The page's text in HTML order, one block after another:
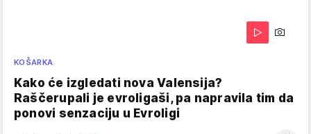
KOŠARKA
Kako će izgledati nova Valensija?
Raščerupali je evroligaši, pa napravila tim da
ponovi senzaciju u Evroligi